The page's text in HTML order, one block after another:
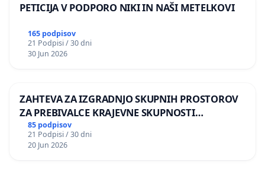
PETICIJA V PODPORO NIKI IN NAŠI METELKOVI
165 podpisov
21 Podpisi / 30 dni
30 Jun 2026
ZAHTEVA ZA IZGRADNJO SKUPNIH PROSTOROV
ZA PREBIVALCE KRAJEVNE SKUPNOSTI
PRESTRANEK
85 podpisov
21 Podpisi / 30 dni
20 Jun 2026